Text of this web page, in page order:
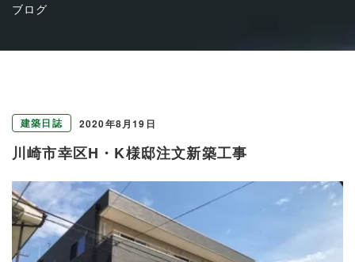
ブログ
建築日誌 2020年8月19日
川崎市幸区H・K様邸注文新築工事